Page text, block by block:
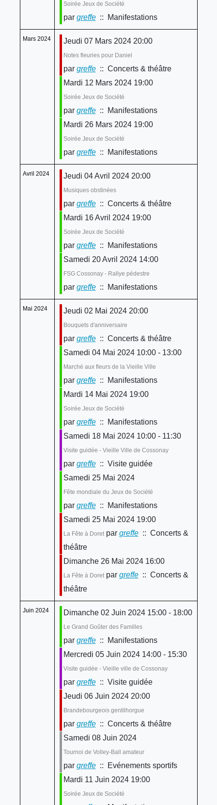
Soirée Jeux de Société
par greffe:: Manifestations
Mars 2024 Jeudi 07 Mars 2024 20:00
Notes fleuries pour Daniel
par greffe:: Concerts & théâtre
Mardi 12 Mars 2024 19:00
Soirée Jeux de Société
par greffe:: Manifestations
Mardi 26 Mars 2024 19:00
Soirée Jeux de Société
par greffe:: Manifestations
Avril 2024 Jeudi 04 Avril 2024 20:00
Musiques obstinées
par greffe:: Concerts & théâtre
Mardi 16 Avril 2024 19:00
Soirée Jeux de Société
par greffe:: Manifestations
Samedi 20 Avril 2024 14:00
FSG Cossonay - Rallye pédestre
par greffe:: Manifestations
Mai 2024 Jeudi 02 Mai 2024 20:00
Bouquets d'anniversaire
par greffe:: Concerts & théâtre
Samedi 04 Mai 2024 10:00 - 13:00
Marché aux fleurs de la Vieille Ville
par greffe:: Manifestations
Mardi 14 Mai 2024 19:00
Soirée Jeux de Société
par greffe:: Manifestations
Samedi 18 Mai 2024 10:00 - 11:30
Visite guidée - Vieille Ville de Cossonay
par greffe:: Visite guidée
Samedi 25 Mai 2024
Fête mondiale du Jeux de Société
par greffe:: Manifestations
Samedi 25 Mai 2024 19:00
La Fête à Doretpar greffe:: Concerts &
théâtre
Dimanche 26 Mai 2024 16:00
La Fête à Doretpar greffe:: Concerts &
théâtre
Juin 2024 Dimanche 02 Juin 2024 15:00 - 18:00
Le Grand Goûter des Familles
par greffe:: Manifestations
Mercredi 05 Juin 2024 14:00 - 15:30
Visite guidée - Vieille ville de Cossonay
par greffe:: Visite guidée
Jeudi 06 Juin 2024 20:00
Brandebourgeois gentilhorgue
par greffe:: Concerts & théâtre
Samedi 08 Juin 2024
Tournoi de Volley-Ball amateur
par greffe:: Evénements sportifs
Mardi 11 Juin 2024 19:00
Soirée Jeux de Société